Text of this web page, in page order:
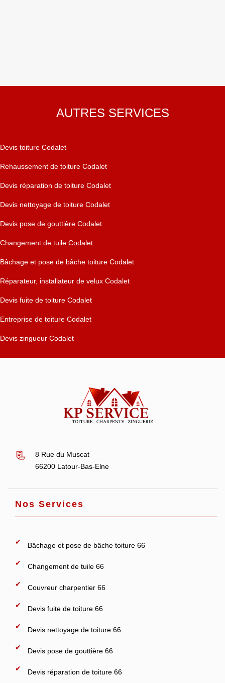
AUTRES SERVICES
Devis toiture Codalet
Rehaussement de toiture Codalet
Devis réparation de toiture Codalet
Devis nettoyage de toiture Codalet
Devis pose de gouttière Codalet
Changement de tuile Codalet
Bâchage et pose de bâche toiture Codalet
Réparateur, installateur de velux Codalet
Devis fuite de toiture Codalet
Entreprise de toiture Codalet
Devis zingueur Codalet
8 Rue du Muscat
66200 Latour-Bas-Elne
Nos Services
Bâchage et pose de bâche toiture 66
Changement de tuile 66
Couvreur charpentier 66
Devis fuite de toiture 66
Devis nettoyage de toiture 66
Devis pose de gouttière 66
Devis réparation de toiture 66